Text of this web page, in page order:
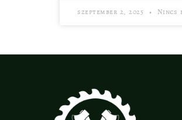
szeptember 2, 2025 Nincs